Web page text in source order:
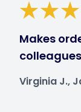
Makes
Virginia J.,